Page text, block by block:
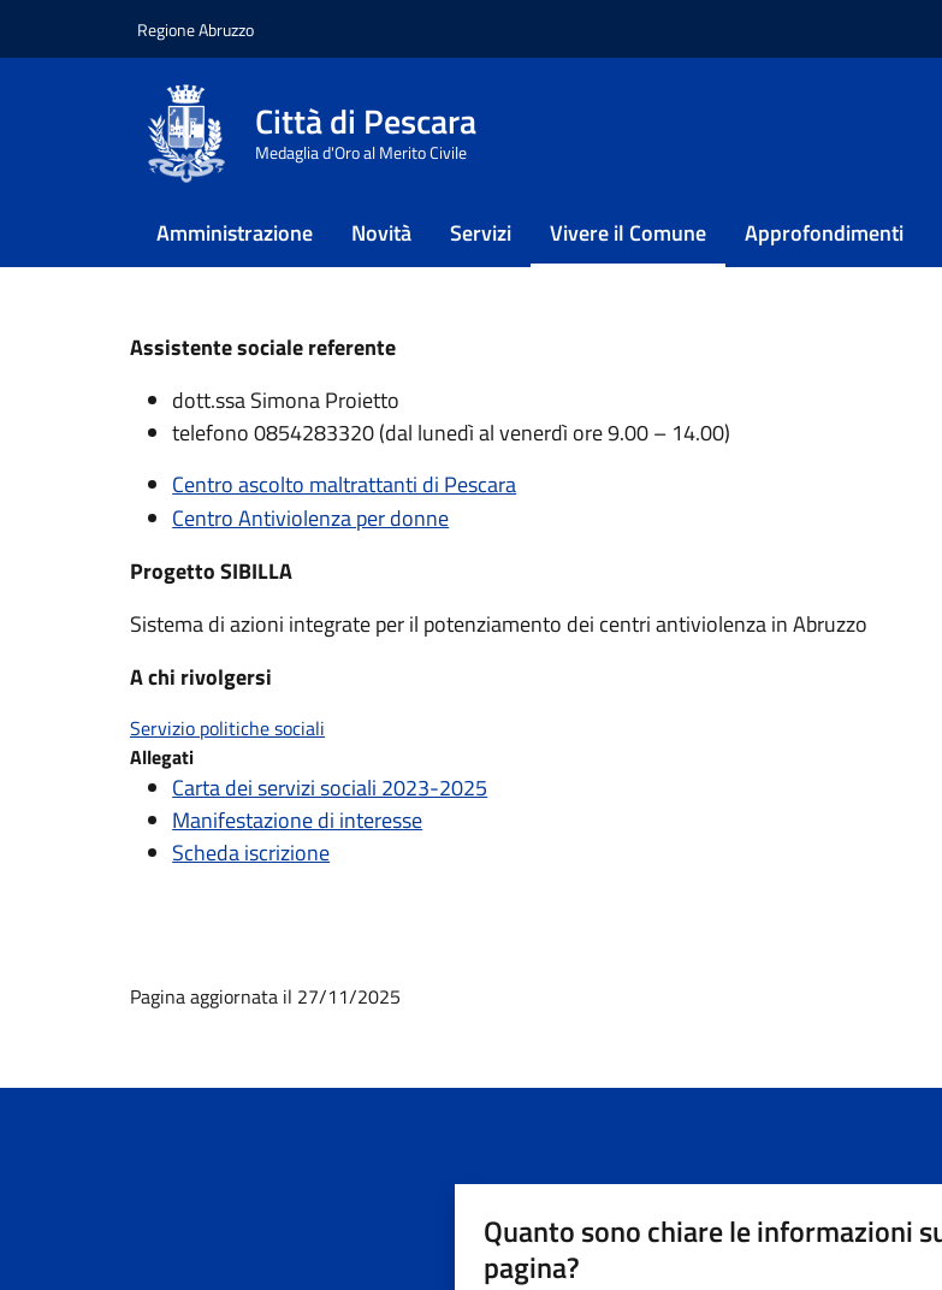
Regione Abruzzo
Città di Pescara
Medaglia d'Oro al Merito Civile
Amministrazione Novità Servizi Vivere il Comune Approfondimenti
Home / Vivere il Comune /
La violenza di genere
Sistema di azioni integrate per il potenziamento dei centri antiviolenza in Abruzzo
Assistente sociale referente
dott.ssa Simona Proietto
telefono 0854283320 (dal lunedì al venerdì ore 9.00 – 14.00)
Centro ascolto maltrattanti di Pescara
Centro Antiviolenza per donne
Progetto SIBILLA
Sistema di azioni integrate per il potenziamento dei centri antiviolenza in Abruzzo
A chi rivolgersi
Servizio politiche sociali
Allegati
Carta dei servizi sociali 2023-2025
Manifestazione di interesse
Scheda iscrizione
Pagina aggiornata il 27/11/2025
Quanto sono chiare le informazioni
pagina?